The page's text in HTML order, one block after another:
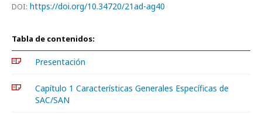
DOI: https://doi.org/10.34720/21ad-ag40
Tabla de contenidos:
Presentación
Capítulo 1 Características Generales Específicas de
SAC/SAN